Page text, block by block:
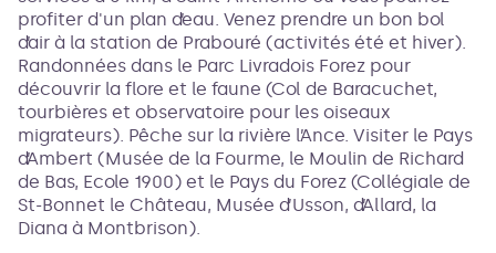
profiter d'un plan d’eau. Venez prendre un bon bol
d’air à la station de Prabouré (activités été et hiver).
Randonnées dans le Parc Livradois Forez pour
découvrir la flore et le faune (Col de Baracuchet,
tourbières et observatoire pour les oiseaux
migrateurs). Pêche sur la rivière l’Ance. Visiter le Pays
d’Ambert (Musée de la Fourme, le Moulin de Richard
de Bas, Ecole 1900) et le Pays du Forez (Collégiale de
St-Bonnet le Château, Musée d’Usson, d’Allard, la
Diana à Montbrison).